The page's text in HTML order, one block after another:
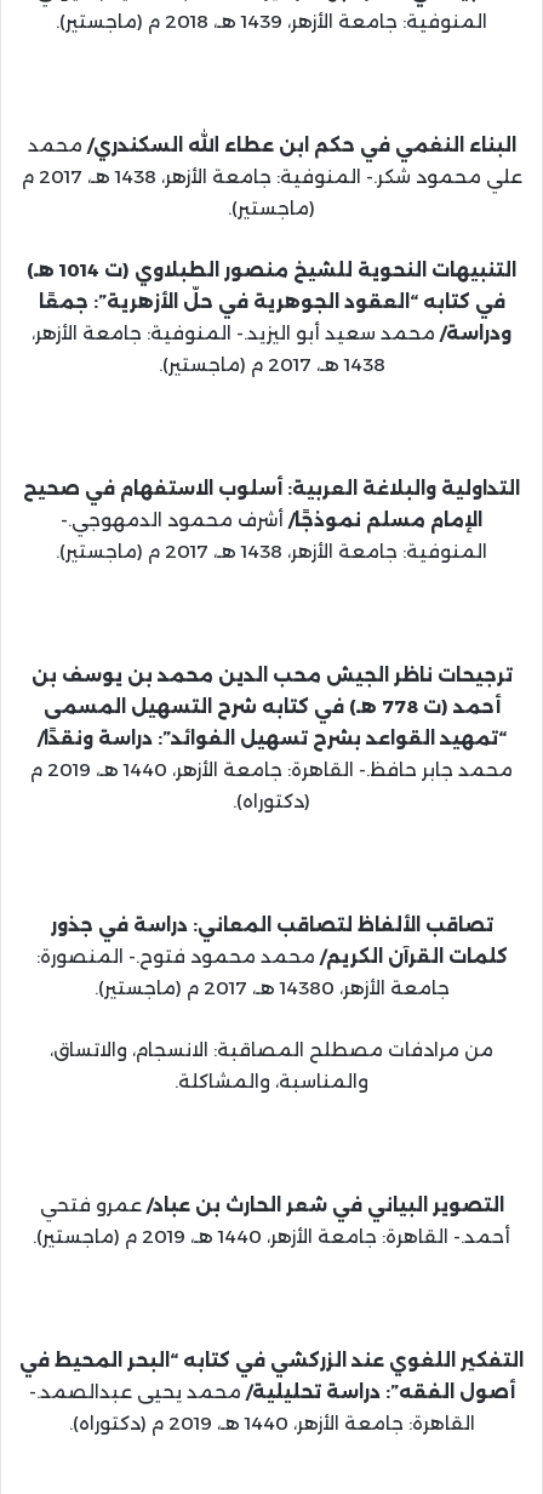
المنوفية: جامعة الأزهر، 1439 هـ، 2018 م (ماجستير).
البناء النغمي في حكم ابن عطاء الله السكندري/ محمد
علي محمود شكر.- المنوفية: جامعة الأزهر، 1438 هـ، 2017 م
(ماجستير).
التنبيهات النحوية للشيخ منصور الطبلاوي (ت 1014 هـ)
في كتابه “العقود الجوهرية في حلّ الأزهرية”: جمعًا
ودراسة/ محمد سعيد أبو اليزيد.- المنوفية: جامعة الأزهر،
1438 هـ، 2017 م (ماجستير).
التداولية والبلاغة العربية: أسلوب الاستفهام في صحيح
الإمام مسلم نموذجًا/ أشرف محمود الدمهوجي.-
المنوفية: جامعة الأزهر، 1438 هـ، 2017 م (ماجستير).
ترجيحات ناظر الجيش محب الدين محمد بن يوسف بن
أحمد (ت 778 هـ) في كتابه شرح التسهيل المسمى
“تمهيد القواعد بشرح تسهيل الفوائد”: دراسة ونقدًا/
محمد جابر حافظ.- القاهرة: جامعة الأزهر، 1440 هـ، 2019 م
(دكتوراه).
تصاقب الألفاظ لتصاقب المعاني: دراسة في جذور
كلمات القرآن الكريم/ محمد محمود فتوح.- المنصورة:
جامعة الأزهر، 14380 هـ، 2017 م (ماجستير).
من مرادفات مصطلح المصاقبة: الانسجام، والاتساق،
والمناسبة، والمشاكلة.
التصوير البياني في شعر الحارث بن عباد/عمرو فتحي
أحمد.- القاهرة: جامعة الأزهر، 1440 هـ، 2019 م (ماجستير).
التفكير اللغوي عند الزركشي في كتابه “البحر المحيط في
أصول الفقه”: دراسة تحليلية/ محمد يحيى عبدالصمد.-
القاهرة: جامعة الأزهر، 1440 هـ، 2019 م (دكتوراه).